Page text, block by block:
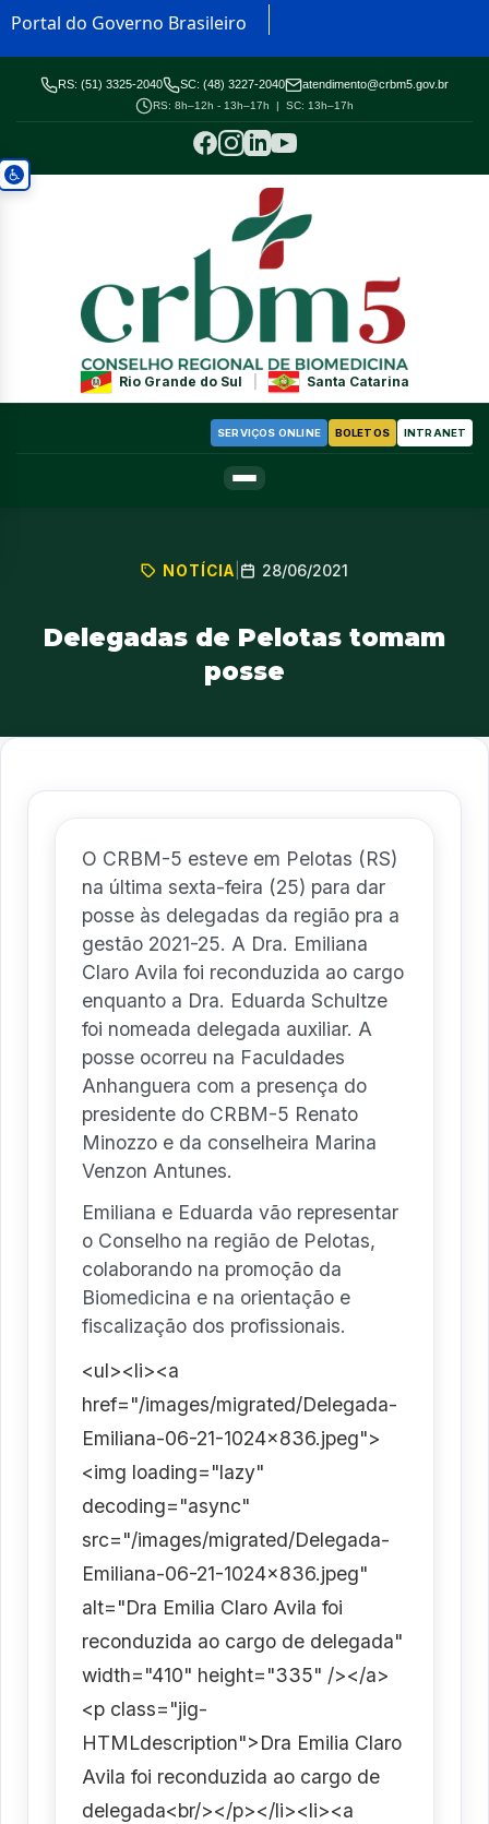
Portal do Governo Brasileiro
RS: (51) 3325-2040 SC: (48) 3227-2040 atendimento@crbm5.gov.br
RS: 8h–12h - 13h–17h | SC: 13h–17h
Rio Grande do Sul Santa Catarina
SERVIÇOS ONLINE BOLETOS INTRANET
NOTÍCIA 28/06/2021
Delegadas de Pelotas tomam
posse
O CRBM-5 esteve em Pelotas (RS)
na última sexta-feira (25) para dar
posse às delegadas da região pra a
gestão 2021-25. A Dra. Emiliana
Claro Avila foi reconduzida ao cargo
enquanto a Dra. Eduarda Schultze
foi nomeada delegada auxiliar. A
posse ocorreu na Faculdades
Anhanguera com a presença do
presidente do CRBM-5 Renato
Minozzo e da conselheira Marina
Venzon Antunes.
Emiliana e Eduarda vão representar
o Conselho na região de Pelotas,
colaborando na promoção da
Biomedicina e na orientação e
fiscalização dos profissionais.
<ul><li><a
href="/images/migrated/Delegada-
Emiliana-06-21-1024x836.jpeg">
<img loading="lazy"
decoding="async"
src="/images/migrated/Delegada-
Emiliana-06-21-1024x836.jpeg"
alt="Dra Emilia Claro Avila foi
reconduzida ao cargo de delegada"
width="410" height="335" /></a>
<p class="jig-
HTMLdescription">Dra Emilia Claro
Avila foi reconduzida ao cargo de
delegada<br/></p></li><li><a